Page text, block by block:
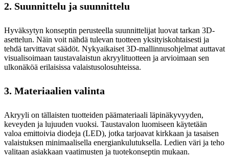
2. Suunnittelu ja suunnittelu
Hyväksytyn konseptin perusteella suunnittelijat luovat tarkan 3D-
asettelun. Näin voit nähdä tulevan tuotteen yksityiskohtaisesti ja
tehdä tarvittavat säädöt. Nykyaikaiset 3D-mallinnusohjelmat auttavat
visualisoimaan taustavalaistun akryylituotteen ja arvioimaan sen
ulkonäköä erilaisissa valaistusolosuhteissa.
3. Materiaalien valinta
Akryyli on tällaisten tuotteiden päämateriaali läpinäkyvyyden,
keveyden ja lujuuden vuoksi. Taustavalon luomiseen käytetään
valoa emittoivia diodeja (LED), jotka tarjoavat kirkkaan ja tasaisen
valaistuksen minimaalisella energiankulutuksella. Ledien väri ja teho
valitaan asiakkaan vaatimusten ja tuotekonseptin mukaan.